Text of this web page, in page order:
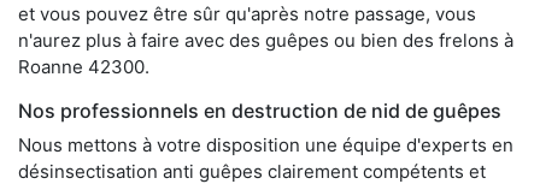
et vous pouvez être sûr qu'après notre passage, vous
n'aurez plus à faire avec des guêpes ou bien des frelons à
Roanne 42300.
Nos professionnels en destruction de nid de guêpes
Nous mettons à votre disposition une équipe d'experts en
désinsectisation anti guêpes clairement compétents et